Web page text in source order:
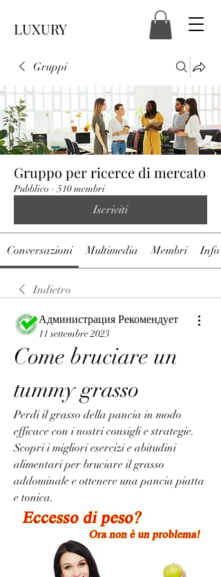
LUXURY
Gruppi
Gruppo per ricerce di mercato
Pubblico · 510 membri
Iscriviti
Conversazioni Multimedia Membri Info
Indietro
Администрация Рекомендует
11 settembre 2023
Come bruciare un
tummy grasso
Perdi il grasso della pancia in modo
efficace con i nostri consigli e strategie.
Scopri i migliori esercizi e abitudini
alimentari per bruciare il grasso
addominale e ottenere una pancia piatta
e tonica.